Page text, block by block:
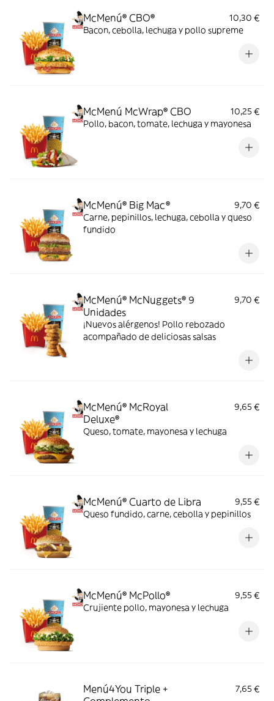
McMenú® CBO®
10,30 €
Bacon, cebolla, lechuga y pollo supreme
McMenú McWrap® CBO
10,25 €
Pollo, bacon, tomate, lechuga y mayonesa
McMenú® Big Mac®
9,70 €
Carne, pepinillos, lechuga, cebolla y queso
fundido
McMenú® McNuggets® 9
Unidades
9,70 €
¡Nuevos alérgenos! Pollo rebozado
acompañado de deliciosas salsas
McMenú® McRoyal
Deluxe®
9,65 €
Queso, tomate, mayonesa y lechuga
McMenú® Cuarto de Libra
9,55 €
Queso fundido, carne, cebolla y pepinillos
McMenú® McPollo®
9,55 €
Crujiente pollo, mayonesa y lechuga
Menú4You Triple +
7,65 €